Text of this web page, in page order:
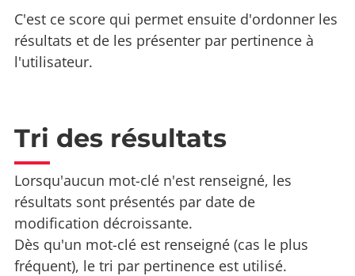
C'est ce score qui permet ensuite d'ordonner les
résultats et de les présenter par pertinence à
l'utilisateur.
Tri des résultats
Lorsqu'aucun mot-clé n'est renseigné, les
résultats sont présentés par date de
modification décroissante.
Dès qu'un mot-clé est renseigné (cas le plus
fréquent), le tri par pertinence est utilisé.